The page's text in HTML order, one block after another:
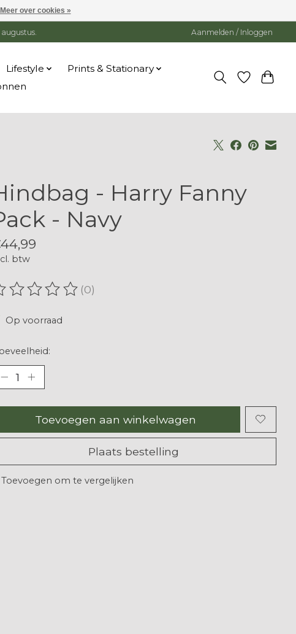
Aanmelden / Inloggen
Lifestyle
Prints & Stationary
- Harry Fanny
- Navy
btw
beoordeling van dit product is
(0)
Op voorraad
Toevoegen aan winkelwagen
Plaats bestelling
Toevoegen om te vergelijken
Meer over cookies »